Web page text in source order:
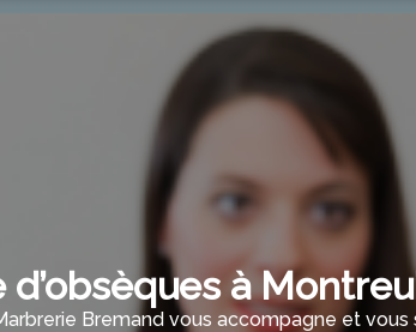
à
Bremand vous accompagne et